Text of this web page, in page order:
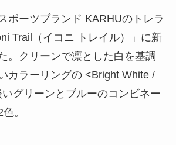
ポーツブランド KARHUのトレラ
Trail（イコニ トレイル）」に新
。クリーンで凛とした白を基調
カラーリングの <Bright White /
グリーンとブルーのコンビネー
。